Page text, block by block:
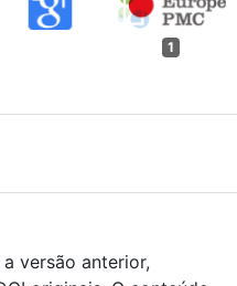
1
versão anterior,